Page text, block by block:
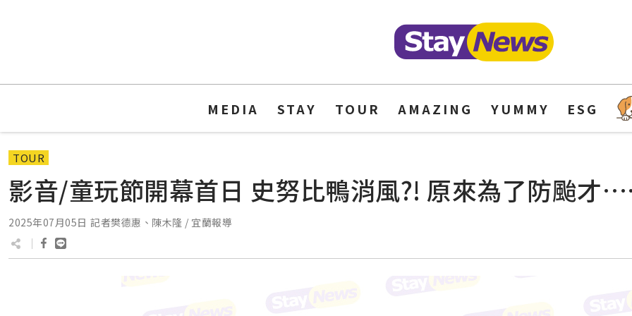
MEDIA STAY TOUR AMAZING YUMMY ESG
TOUR
影音/童玩節開幕首日 史努比鴨消風?! 原來為了防颱才
2025年07月05日 記者樊德惠、陳木隆 / 宜蘭報導